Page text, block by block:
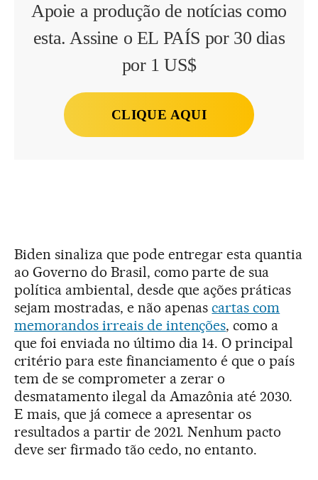
Apoie a produção de notícias como
esta. Assine o EL PAÍS por 30 dias
por 1 US$
CLIQUE AQUI
Biden sinaliza que pode entregar esta quantia
ao Governo do Brasil, como parte de sua
política ambiental, desde que ações práticas
sejam mostradas, e não apenascartas com
memorandos irreais de intenções, como a
que foi enviada no último dia 14. O principal
critério para este financiamento é que o país
tem de se comprometer a zerar o
desmatamento ilegal da Amazônia até 2030.
E mais, que já comece a apresentar os
resultados a partir de 2021. Nenhum pacto
deve ser firmado tão cedo, no entanto.